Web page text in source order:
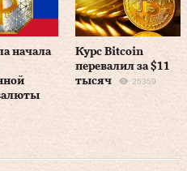
начала
Курс Bitcoin
перевалил за $11
тысяч
25359